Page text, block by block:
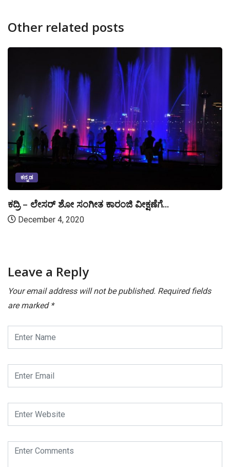
Other related posts
ಕನ್ನಡ
ಕದ್ರಿ – ಲೇಸರ್ ಶೋ ಸಂಗೀತ ಕಾರಂಜಿ ವೀಕ್ಷಣೆಗೆ...
December 4, 2020
Leave a Reply
Your email address will not be published. Required fields
are marked *